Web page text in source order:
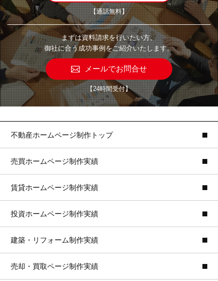
【通話無料】
まずは資料請求を行いたい方、
御社に合う成功事例をご紹介いたします。
メールでお問合せ
【24時間受付】
不動産ホームページ制作トップ
売買ホームページ制作実績
賃貸ホームページ制作実績
投資ホームページ制作実績
建築・リフォーム制作実績
売却・買取ページ制作実績